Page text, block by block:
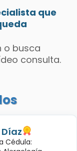
que
o busca
consulta.
Cédula: